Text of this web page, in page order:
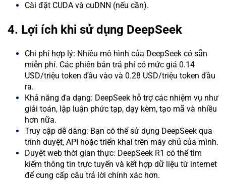
Cài đặt CUDA và cuDNN (nếu cần).
4. Lợi ích khi sử dụng DeepSeek
Chi phí hợp lý: Nhiều mô hình của DeepSeek có sẵn
miễn phí. Các phiên bản trả phí có mức giá 0.14
USD/triệu token đầu vào và 0.28 USD/triệu token đầu
ra.
Khả năng đa dạng: DeepSeek hỗ trợ các nhiệm vụ như
giải toán, lập luận phức tạp, dạy kèm, tạo mã và nhiều
hơn nữa.
Truy cập dễ dàng: Bạn có thể sử dụng DeepSeek qua
trình duyệt, API hoặc triển khai trên máy chủ của mình.
Duyệt web thời gian thực: DeepSeek R1 có thể tìm
kiếm thông tin trực tuyến và kết hợp dữ liệu từ internet
để cung cấp câu trả lời chính xác hơn.